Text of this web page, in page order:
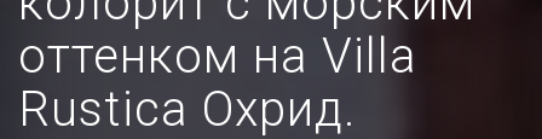
оттенком на Villa
Rustica Охрид.